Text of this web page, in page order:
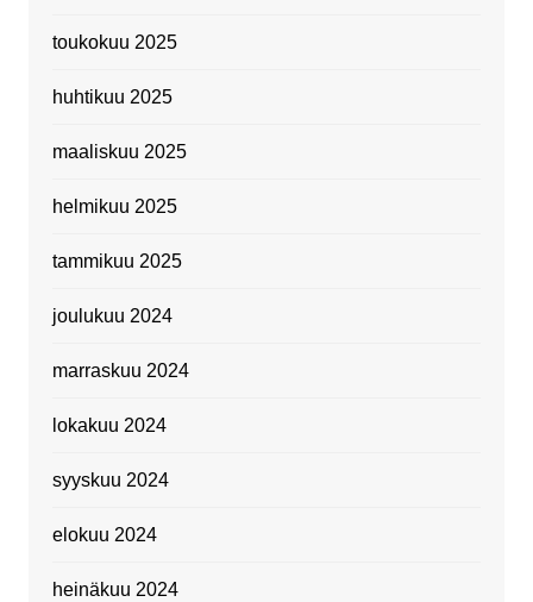
toukokuu 2025
huhtikuu 2025
maaliskuu 2025
helmikuu 2025
tammikuu 2025
joulukuu 2024
marraskuu 2024
lokakuu 2024
syyskuu 2024
elokuu 2024
heinäkuu 2024